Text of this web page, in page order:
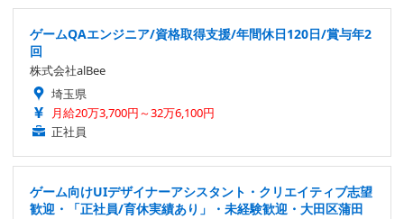
ゲームQAエンジニア/資格取得支援/年間休日120日/賞与年2
回
株式会社alBee
埼玉県
月給20万3,700円～32万6,100円
正社員
ゲーム向けUIデザイナーアシスタント・クリエイティブ志望
歓迎・「正社員/育休実績あり」・未経験歓迎・大田区蒲田